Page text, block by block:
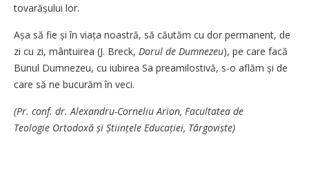
tovarășului lor.
Așa să fie și în viața noastră, să căutăm cu dor permanent, de
zi cu zi, mântuirea (J. Breck, ­ Dorul de Dumnezeu), pe care facă
Bunul Dumnezeu, cu iubirea Sa preamilostivă, s-o aflăm și de
care să ne bucurăm în veci.
(Pr. conf. dr. Alexandru-Corneliu Arion, Facultatea de
Teologie Ortodoxă și Științele Educației, Târgoviște)